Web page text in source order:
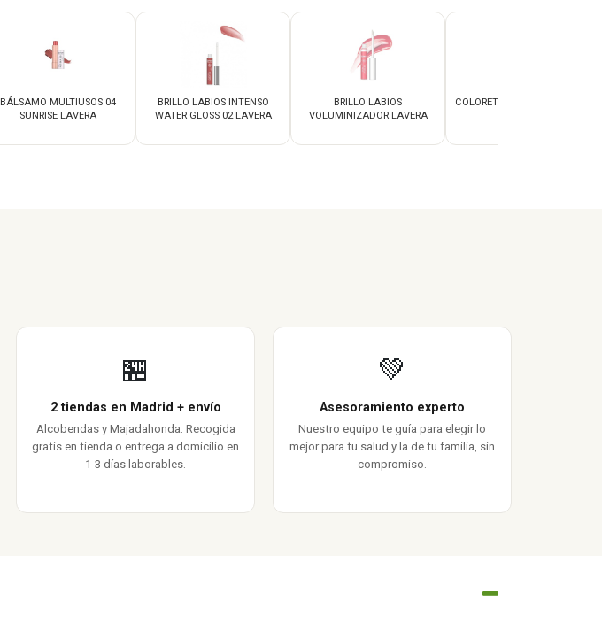
BÁLSAMO MULTIUSOS 04
SUNRISE LAVERA
BRILLO LABIOS INTENSO
WATER GLOSS 02 LAVERA
BRILLO LABIOS
VOLUMINIZADOR LAVERA
COLORETE 01 PEACH LAVERA
🏪
2 tiendas en Madrid + envío
Alcobendas y Majadahonda. Recogida
gratis en tienda o entrega a domicilio en
1-3 días laborables.
💚
Asesoramiento experto
Nuestro equipo te guía para elegir lo
mejor para tu salud y la de tu familia, sin
compromiso.